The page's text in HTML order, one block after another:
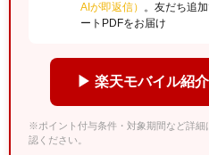
AIが即返信） 。友だち追
ートPDFをお届け
▶ 楽天モバイル紹
※ポイント付与条件・対象期間など詳細
認ください。